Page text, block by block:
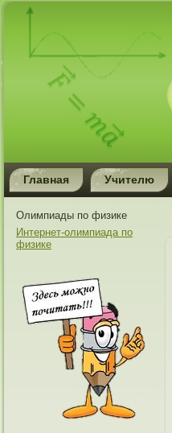
Главная Учителю
Олимпиады по физике
Интернет-олимпиада по
физике